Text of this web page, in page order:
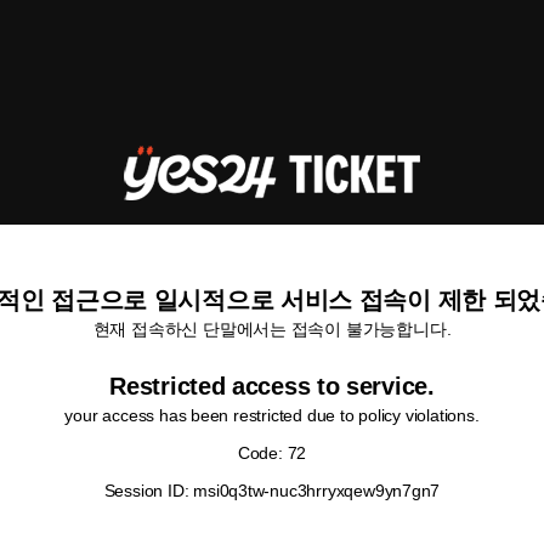
인 접근으로 일시적으로 서비스 접속이 제한 되
현재 접속하신 단말에서는 접속이 불가능합니다.
Restricted access to service.
your access has been restricted due to policy violations.
Code: 72
Session ID: msi0q3tw-nuc3hrryxqew9yn7gn7